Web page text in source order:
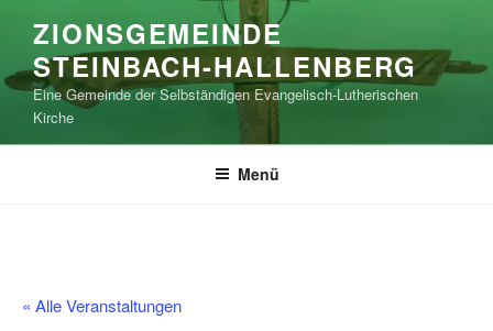
Inhalt
springen
ZIONSGEMEINDE
STEINBACH-HALLENBERG
Eine Gemeinde der Selbständigen Evangelisch-Lutherischen
Kirche
Menü
« Alle Veranstaltungen